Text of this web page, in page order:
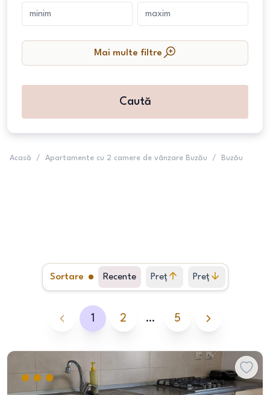
Mai multe filtre
Caută
Acasă / Apartamente cu 2 camere de vânzare Buzău / Buzău
Sortare Recente Preț
crescător
Preț
descrescător
1 2 … 5